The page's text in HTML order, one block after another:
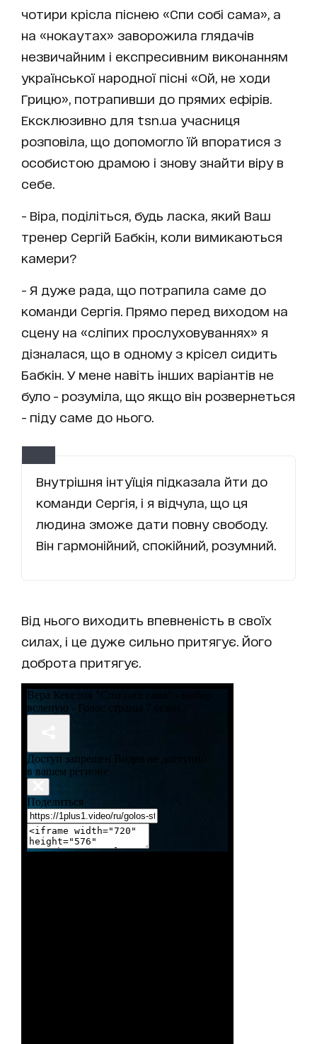
чотири крісла піснею «Спи собі сама», а
на «нокаутах» заворожила глядачів
незвичайним і експресивним виконанням
української народної пісні «Ой, не ходи
Грицю», потрапивши до прямих ефірів.
Ексклюзивно для tsn.ua учасниця
розповіла, що допомогло їй впоратися з
особистою драмою і знову знайти віру в
себе.
- Віра, поділіться, будь ласка, який Ваш
тренер Сергій Бабкін, коли вимикаються
камери?
- Я дуже рада, що потрапила саме до
команди Сергія. Прямо перед виходом на
сцену на «сліпих прослуховуваннях» я
дізналася, що в одному з крісел сидить
Бабкін. У мене навіть інших варіантів не
було - розуміла, що якщо він розвернеться
- піду саме до нього.
Внутрішня інтуїція підказала йти до
команди Сергія, і я відчула, що ця
людина зможе дати повну свободу.
Він гармонійний, спокійний, розумний.
Від нього виходить впевненість в своїх
силах, і це дуже сильно притягує. Його
доброта притягує.